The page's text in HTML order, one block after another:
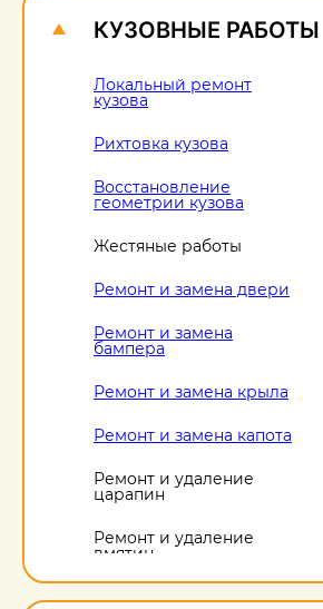
КУЗОВНЫЕ РАБОТЫ
Локальный ремонт
кузова
Рихтовка кузова
Восстановление
геометрии кузова
Жестяные работы
Ремонт и замена двери
Ремонт и замена
бампера
Ремонт и замена крыла
Ремонт и замена капота
Ремонт и удаление
царапин
Ремонт и удаление
вмятин
Ремонт и удаление